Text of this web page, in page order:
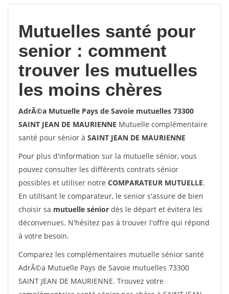
Mutuelles santé pour
senior : comment
trouver les mutuelles
les moins chères
AdrÃ©a Mutuelle Pays de Savoie mutuelles 73300
SAINT JEAN DE MAURIENNE Mutuelle complémentaire
santé pour sénior à SAINT JEAN DE MAURIENNE
Pour plus d'information sur la mutuelle sénior, vous
pouvez consulter les différents contrats sénior
possibles et utiliser notre COMPARATEUR MUTUELLE.
En utilisant le comparateur, le senior s'assure de bien
choisir sa mutuelle sénior dès le départ et évitera les
déconvenues. N'hésitez pas à trouver l'offre qui répond
à votre besoin.
Comparez les complémentaires mutuelle sénior santé
AdrÃ©a Mutuelle Pays de Savoie mutuelles 73300
SAINT JEAN DE MAURIENNE. Trouvez votre